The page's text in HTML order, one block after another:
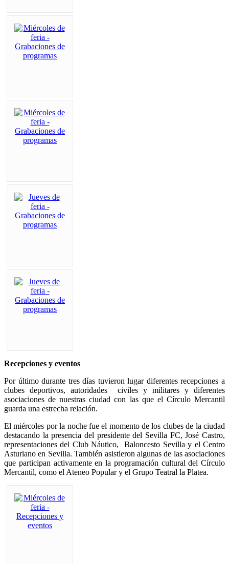
Recepciones y eventos
Por último durante tres días tuvieron lugar diferentes recepciones a
clubes deportivos, autoridades civiles y militares y diferentes
asociaciones de nuestras ciudad con las que el Círculo Mercantil
guarda una estrecha relación.
El miércoles por la noche fue el momento de los clubes de la ciudad
destacando la presencia del presidente del Sevilla FC, José Castro,
representaciones del Club Náutico, Baloncesto Sevilla y el Centro
Asturiano en Sevilla. También asistieron algunas de las asociaciones
que participan activamente en la programación cultural del Círculo
Mercantil, como el Ateneo Popular y el Grupo Teatral la Platea.